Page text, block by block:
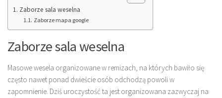
Zaborze sala weselna
Zaborze mapa google
Zaborze sala weselna
Masowe wesela organizowane w remizach, na których bawiło się
często nawet ponad dwieście osób odchodzą powoli w
zapomnienie. Dziś uroczystość ta jest organizowana zazwyczaj na